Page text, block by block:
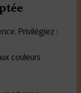
Privilégiez :
couleurs